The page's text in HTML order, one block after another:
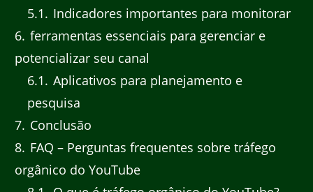
5.1
Indicadores importantes para monitorar
6 ferramentas essenciais para gerenciar e
potencializar seu canal
6.1
Aplicativos para planejamento e
pesquisa
7 Conclusão
8 FAQ – Perguntas frequentes sobre tráfego
orgânico do YouTube